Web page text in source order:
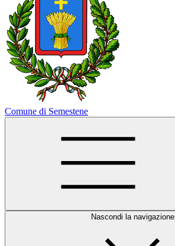
Comune di Semestene
Nascondi la navigazione